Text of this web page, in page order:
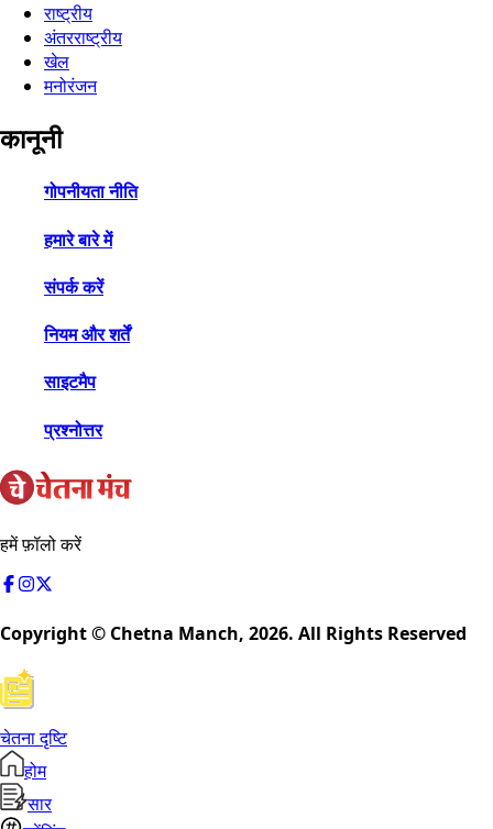
राष्ट्रीय
अंतरराष्ट्रीय
खेल
मनोरंजन
कानूनी
गोपनीयता नीति
हमारे बारे में
संपर्क करें
नियम और शर्तें
साइटमैप
प्रश्नोत्तर
हमें फ़ॉलो करें
Copyright © Chetna Manch, 2026. All Rights Reserved
चेतना दृष्टि
होम
सार